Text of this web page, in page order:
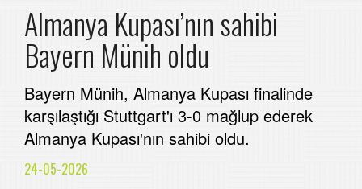
Almanya Kupası’nın sahibi
Bayern Münih oldu
Bayern Münih, Almanya Kupası finalinde
karşılaştığı Stuttgart'ı 3-0 mağlup ederek
Almanya Kupası'nın sahibi oldu.
24-05-2026